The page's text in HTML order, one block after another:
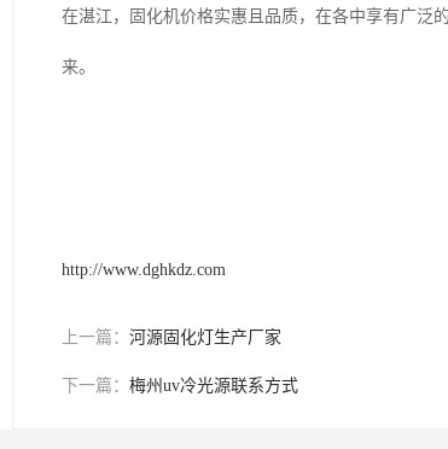
在湛江，固化机价格实惠且品质，在各中享有广泛
来。
http://www.dghkdz.com
上一篇： 河源固化灯生产厂家
下一篇： 梅州uv冷光源联系方式